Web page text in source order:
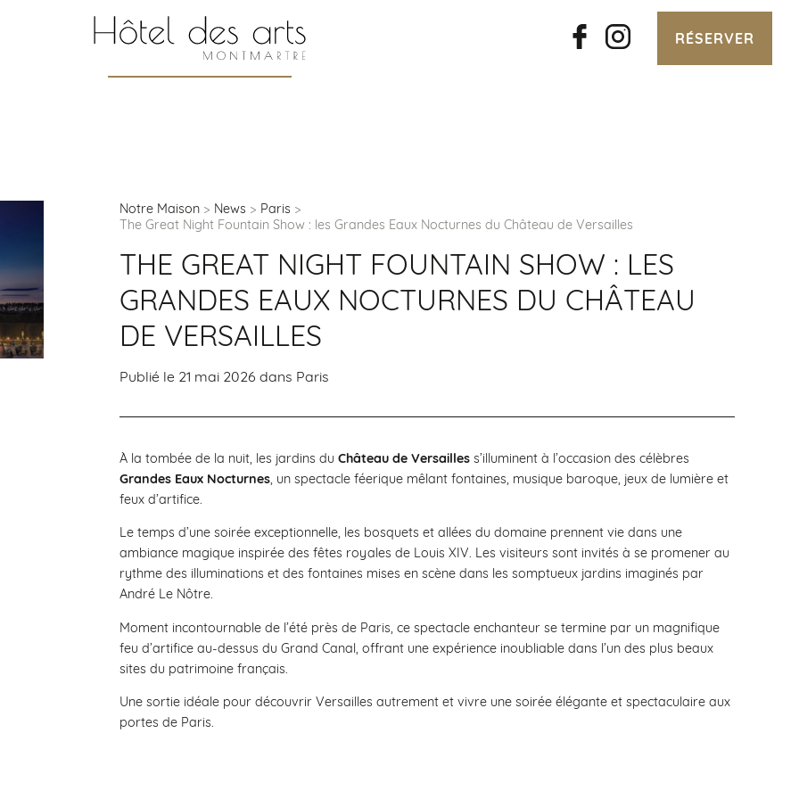
RÉSERVER
Notre Maison News
Paris
The Great Night Fountain Show : les Grandes Eaux Nocturnes du Château de Versailles
THE GREAT NIGHT FOUNTAIN SHOW : LES
GRANDES EAUX NOCTURNES DU CHÂTEAU
DE VERSAILLES
Publié le 21 mai 2026 dans Paris
À la tombée de la nuit, les jardins du Château de Versailles s’illuminent à l’occasion des célèbres
Grandes Eaux Nocturnes, un spectacle féerique mêlant fontaines, musique baroque, jeux de lumière et
feux d’artifice.
Le temps d’une soirée exceptionnelle, les bosquets et allées du domaine prennent vie dans une
ambiance magique inspirée des fêtes royales de Louis XIV. Les visiteurs sont invités à se promener au
rythme des illuminations et des fontaines mises en scène dans les somptueux jardins imaginés par
André Le Nôtre.
Moment incontournable de l’été près de Paris, ce spectacle enchanteur se termine par un magnifique
feu d’artifice au-dessus du Grand Canal, offrant une expérience inoubliable dans l’un des plus beaux
sites du patrimoine français.
Une sortie idéale pour découvrir Versailles autrement et vivre une soirée élégante et spectaculaire aux
portes de Paris.